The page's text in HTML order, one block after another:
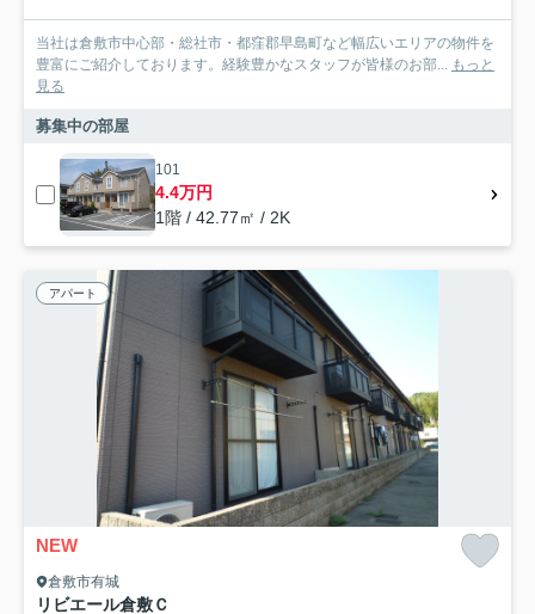
当社は倉敷市中心部・総社市・都窪郡早島町など幅広いエリアの物件を
豊富にご紹介しております。経験豊かなスタッフが皆様のお部... もっと
見る
募集中の部屋
101
4.4万円
1階 / 42.77㎡ / 2K
アパート
NEW
倉敷市有城
リビエール倉敷Ｃ